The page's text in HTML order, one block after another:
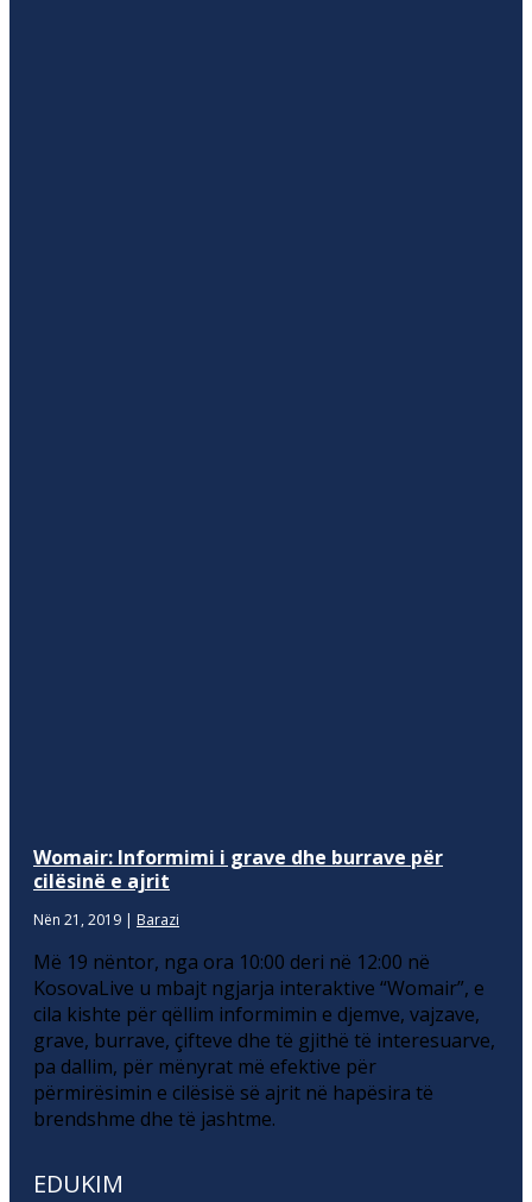
Womair: Informimi i grave dhe burrave për
cilësinë e ajrit
Nën 21, 2019 | Barazi
Më 19 nëntor, nga ora 10:00 deri në 12:00 në
KosovaLive u mbajt ngjarja interaktive “Womair”, e
cila kishte për qëllim informimin e djemve, vajzave,
grave, burrave, çifteve dhe të gjithë të interesuarve,
pa dallim, për mënyrat më efektive për
përmirësimin e cilësisë së ajrit në hapësira të
brendshme dhe të jashtme.
EDUKIM